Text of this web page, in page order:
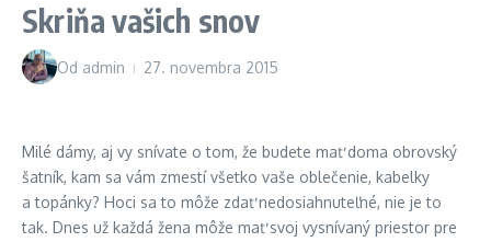
Skriňa vašich snov
Od admin 27. novembra 2015
Milé dámy, aj vy snívate o tom, že budete mať doma obrovský
šatník, kam sa vám zmestí všetko vaše oblečenie, kabelky
a topánky? Hoci sa to môže zdať nedosiahnuteľné, nie je to
tak. Dnes už každá žena môže mať svoj vysnívaný priestor pre